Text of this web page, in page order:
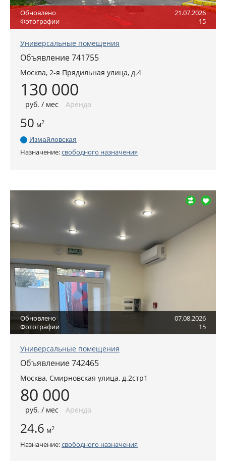
Обновлено
21.07.2026
Фотографии
15
Универсальные помещения
Объявление 741755
Москва, 2-я Прядильная улица, д.4
130 000
руб. / мес Аренда
50 м2
Измайловская
Назначение:свободного назначения
Обновлено
07.08.2026
Фотографии
15
Универсальные помещения
Объявление 742465
Москва, Смирновская улица, д.2стр1
80 000
руб. / мес Аренда
24.6 м2
Назначение:свободного назначения